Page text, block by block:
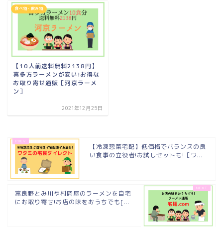
食べ物・飲み物
【10人前送料無料2138円】
喜多方ラーメンが安い!お得な
お取り寄せ通販［河京ラーメ
ン］
2021年12月25日
【冷凍惣菜宅配】低価格でバランスの良
い食事の立役者!お試しセットも!［ワ...
富良野とみ川や村岡屋のラーメンを自宅
にお取り寄せ!お店の味をおうちでも[...